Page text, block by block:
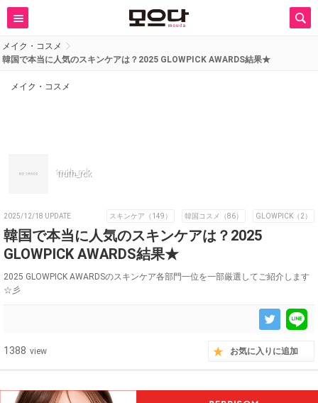
メイク・コスメ
韓国で本当に人気のスキンケアは？2025 GLOWPICK AWARDS結果★
メイク・コスメ
truth_rok
2025/12/18 UPDATE スキンケア（149） 韓国コスメ（86） GLOWPICK（2）
韓国で本当に人気のスキンケアは？2025
GLOWPICK AWARDS結果★
2025 GLOWPICK AWARDSのスキンケア各部門一位を一部厳選してご紹介します
☆彡
1388 view お気に入りに追加